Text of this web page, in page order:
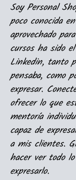
Soy Personal
poco conocida
aprovechado
cursos ha sido
Linkedin, tanto
pensaba, como
expresar.
ofrecer lo que
mentoría
capaz de
a mis clientes.
hacer ver todo
expresarlo.